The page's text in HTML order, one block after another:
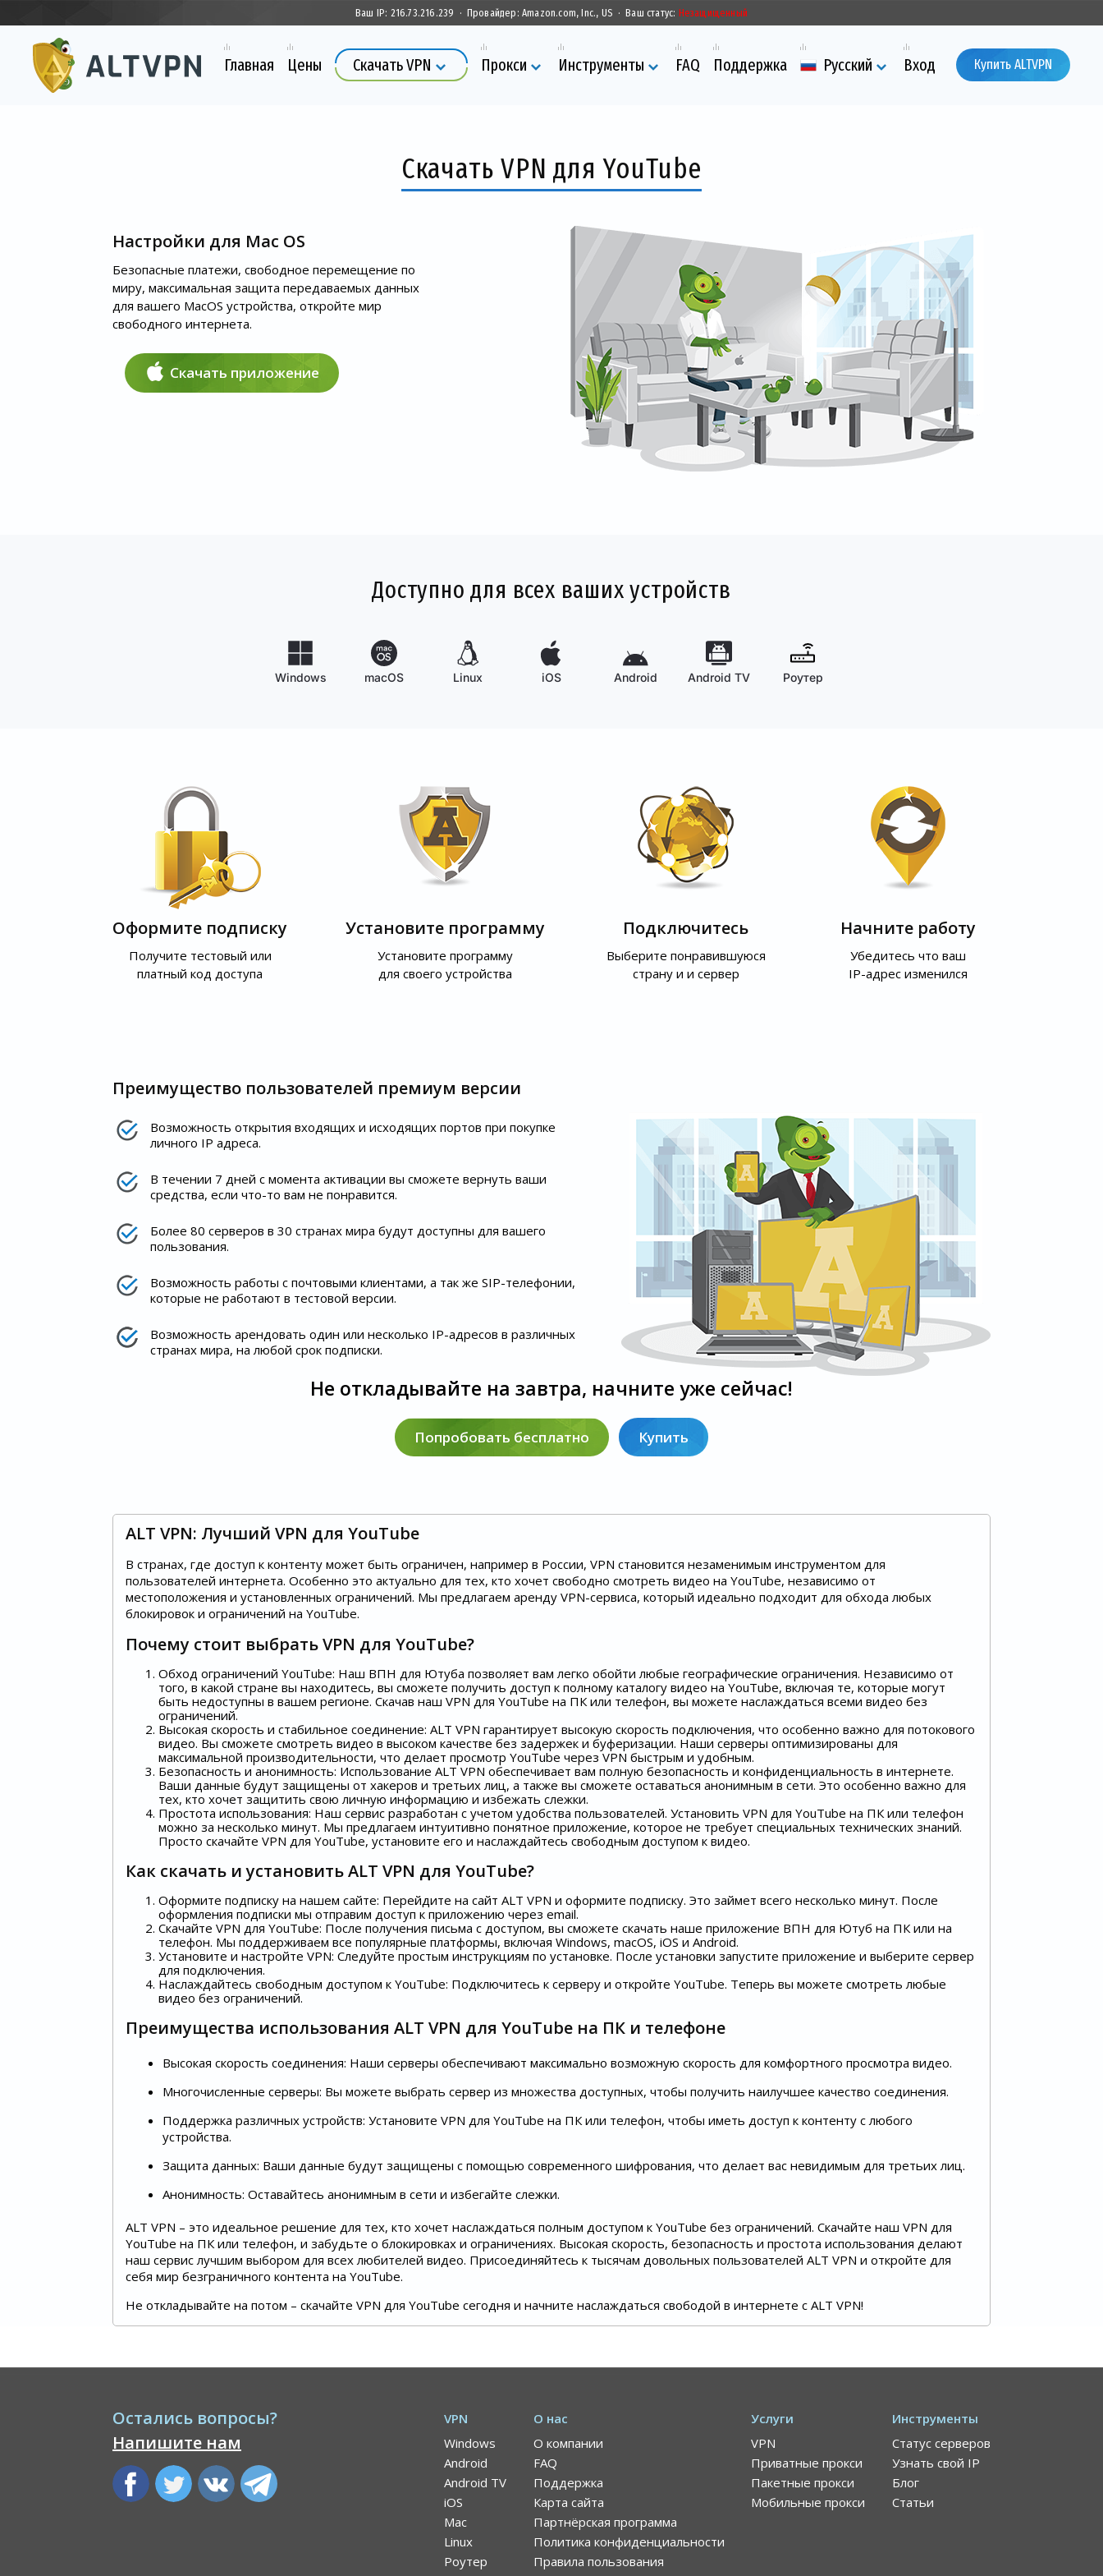
Ваш IP: 216.73.216.239 · Провайдер: Amazon.com, Inc., US · Ваш статус: Незащищенный
Главная Цены Скачать VPN Прокси Инструменты FAQ Поддержка Русский Вход Купить ALTVPN
Скачать VPN для YouTube
Настройки для Mac OS
Безопасные платежи, свободное перемещение по
миру, максимальная защита передаваемых данных
для вашего MacOS устройства, откройте мир
свободного интернета.
Скачать приложение
Доступно для всех ваших устройств
Windows macOS Linux iOS Android Android TV Роутер
Оформите подписку
Получите тестовый или
платный код доступа
Установите программу
Установите программу
для своего устройства
Подключитесь
Выберите понравившуюся
страну и и сервер
Начните работу
Убедитесь что ваш
IP-адрес изменился
Преимущество пользователей премиум версии
Возможность открытия входящих и исходящих портов при покупке
личного IP адреса.
В течении 7 дней с момента активации вы сможете вернуть ваши
средства, если что-то вам не понравится.
Более 80 серверов в 30 странах мира будут доступны для вашего
пользования.
Возможность работы с почтовыми клиентами, а так же SIP-телефонии,
которые не работают в тестовой версии.
Возможность арендовать один или несколько IP-адресов в различных
странах мира, на любой срок подписки.
Не откладывайте на завтра, начните уже сейчас!
Попробовать бесплатно Купить
ALT VPN: Лучший VPN для YouTube
В странах, где доступ к контенту может быть ограничен, например в России, VPN становится незаменимым инструментом для
пользователей интернета. Особенно это актуально для тех, кто хочет свободно смотреть видео на YouTube, независимо от
местоположения и установленных ограничений. Мы предлагаем аренду VPN-сервиса, который идеально подходит для обхода любых
блокировок и ограничений на YouTube.
Почему стоит выбрать VPN для YouTube?
Обход ограничений YouTube: Наш ВПН для Ютуба позволяет вам легко обойти любые географические ограничения. Независимо от
того, в какой стране вы находитесь, вы сможете получить доступ к полному каталогу видео на YouTube, включая те, которые могут
быть недоступны в вашем регионе. Скачав наш VPN для YouTube на ПК или телефон, вы можете наслаждаться всеми видео без
ограничений.
Высокая скорость и стабильное соединение: ALT VPN гарантирует высокую скорость подключения, что особенно важно для потокового
видео. Вы сможете смотреть видео в высоком качестве без задержек и буферизации. Наши серверы оптимизированы для
максимальной производительности, что делает просмотр YouTube через VPN быстрым и удобным.
Безопасность и анонимность: Использование ALT VPN обеспечивает вам полную безопасность и конфиденциальность в интернете.
Ваши данные будут защищены от хакеров и третьих лиц, а также вы сможете оставаться анонимным в сети. Это особенно важно для
тех, кто хочет защитить свою личную информацию и избежать слежки.
Простота использования: Наш сервис разработан с учетом удобства пользователей. Установить VPN для YouTube на ПК или телефон
можно за несколько минут. Мы предлагаем интуитивно понятное приложение, которое не требует специальных технических знаний.
Просто скачайте VPN для YouTube, установите его и наслаждайтесь свободным доступом к видео.
Как скачать и установить ALT VPN для YouTube?
Оформите подписку на нашем сайте: Перейдите на сайт ALT VPN и оформите подписку. Это займет всего несколько минут. После
оформления подписки мы отправим доступ к приложению через email.
Скачайте VPN для YouTube: После получения письма с доступом, вы сможете скачать наше приложение ВПН для Ютуб на ПК или на
телефон. Мы поддерживаем все популярные платформы, включая Windows, macOS, iOS и Android.
Установите и настройте VPN: Следуйте простым инструкциям по установке. После установки запустите приложение и выберите сервер
для подключения.
Наслаждайтесь свободным доступом к YouTube: Подключитесь к серверу и откройте YouTube. Теперь вы можете смотреть любые
видео без ограничений.
Преимущества использования ALT VPN для YouTube на ПК и телефоне
Высокая скорость соединения: Наши серверы обеспечивают максимально возможную скорость для комфортного просмотра видео.
Многочисленные серверы: Вы можете выбрать сервер из множества доступных, чтобы получить наилучшее качество соединения.
Поддержка различных устройств: Установите VPN для YouTube на ПК или телефон, чтобы иметь доступ к контенту с любого
устройства.
Защита данных: Ваши данные будут защищены с помощью современного шифрования, что делает вас невидимым для третьих лиц.
Анонимность: Оставайтесь анонимным в сети и избегайте слежки.
ALT VPN – это идеальное решение для тех, кто хочет наслаждаться полным доступом к YouTube без ограничений. Скачайте наш VPN для
YouTube на ПК или телефон, и забудьте о блокировках и ограничениях. Высокая скорость, безопасность и простота использования делают
наш сервис лучшим выбором для всех любителей видео. Присоединяйтесь к тысячам довольных пользователей ALT VPN и откройте для
себя мир безграничного контента на YouTube.
Не откладывайте на потом – скачайте VPN для YouTube сегодня и начните наслаждаться свободой в интернете с ALT VPN!
Остались вопросы?
Напишите нам
VPN
Windows
Android
Android TV
iOS
Mac
Linux
Роутер
О нас
О компании
FAQ
Поддержка
Карта сайта
Партнёрская программа
Политика конфиденциальности
Правила пользования
Услуги
VPN
Приватные прокси
Пакетные прокси
Мобильные прокси
Инструменты
Статус серверов
Узнать свой IP
Блог
Статьи